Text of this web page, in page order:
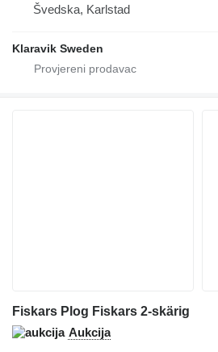
Švedska, Karlstad
Klaravik Sweden
Fiskars Plog Fiskars 2-skärig
Aukcija